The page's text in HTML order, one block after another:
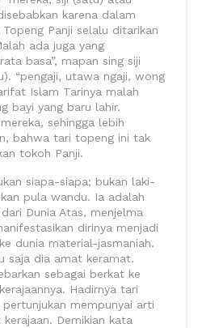
karena dalam
Panji selalu ditarikan
ada juga yang
basa”, mapan sing siji
“pengaji, utawa ngaji, wong
Islam Tarinya malah
bayi yang baru lahir.
sehingga lebih
bahwa tari topeng ini tak
tokoh Panji.
siapa-siapa; bukan laki-
pula wandu. Ia adalah
Dunia Atas, menjelma
dirinya menjadi
dunia material-jasmaniah.
saja dia amat keramat.
sebagai berkat ke
Hadirnya tari
mempunyai arti
Demikian kata